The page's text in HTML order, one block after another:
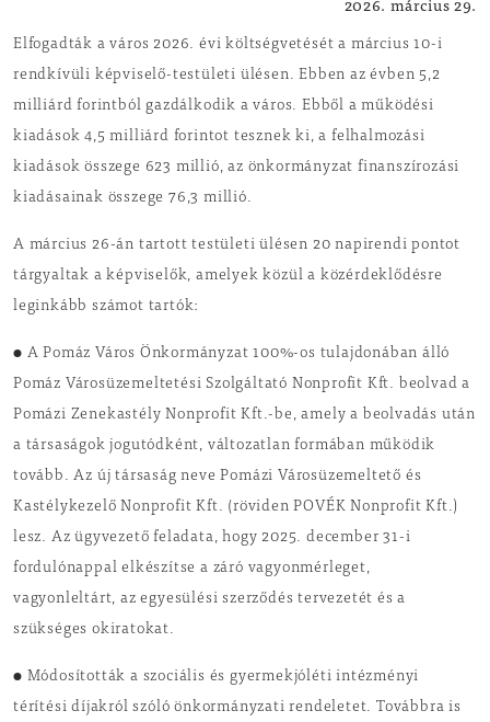
2026. március 29.
Elfogadták a város 2026. évi költségvetését a március 10-i
rendkívüli képviselő-testületi ülésen. Ebben az évben 5,2
milliárd forintból gazdálkodik a város. Ebből a működési
kiadások 4,5 milliárd forintot tesznek ki, a felhalmozási
kiadások összege 623 millió, az önkormányzat finanszírozási
kiadásainak összege 76,3 millió.
A március 26-án tartott testületi ülésen 20 napirendi pontot
tárgyaltak a képviselők, amelyek közül a közérdeklődésre
leginkább számot tartók:
● A Pomáz Város Önkormányzat 100%-os tulajdonában álló
Pomáz Városüzemeltetési Szolgáltató Nonprofit Kft. beolvad a
Pomázi Zenekastély Nonprofit Kft.-be, amely a beolvadás után
a társaságok jogutódként, változatlan formában működik
tovább. Az új társaság neve Pomázi Városüzemeltető és
Kastélykezelő Nonprofit Kft. (röviden POVÉK Nonprofit Kft.)
lesz. Az ügyvezető feladata, hogy 2025. december 31-i
fordulónappal elkészítse a záró vagyonmérleget,
vagyonleltárt, az egyesülési szerződés tervezetét és a
szükséges okiratokat.
● Módosították a szociális és gyermekjóléti intézményi
térítési díjakról szóló önkormányzati rendeletet. Továbbra is